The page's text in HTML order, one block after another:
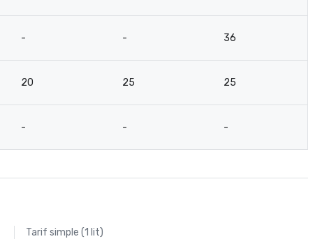
- - 36
20 25 25
- - -
Tarif simple (1 lit)